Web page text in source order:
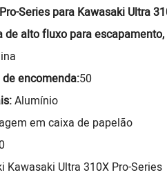
Series para Kawasaki Ultra
de alto fluxo para
encomenda:50
Alumínio
em caixa de papelão
Kawasaki Ultra 310X Pro-Series